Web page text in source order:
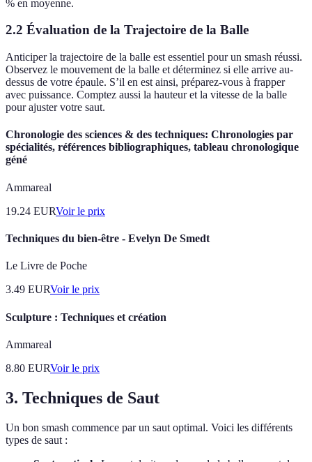
% en moyenne.
2.2 Évaluation de la Trajectoire de la Balle
Anticiper la trajectoire de la balle est essentiel pour un smash réussi.
Observez le mouvement de la balle et déterminez si elle arrive au-
dessus de votre épaule. S’il en est ainsi, préparez-vous à frapper
avec puissance. Comptez aussi la hauteur et la vitesse de la balle
pour ajuster votre saut.
Chronologie des sciences & des techniques: Chronologies par
spécialités, références bibliographiques, tableau chronologique
géné
Ammareal
19.24 EURVoir le prix
Techniques du bien-être - Evelyn De Smedt
Le Livre de Poche
3.49 EURVoir le prix
Sculpture : Techniques et création
Ammareal
8.80 EURVoir le prix
3. Techniques de Saut
Un bon smash commence par un saut optimal. Voici les différents
types de saut :